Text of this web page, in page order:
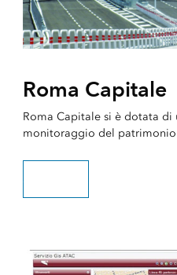
Roma Capitale
Roma Capitale si è dotata di
monitoraggio del